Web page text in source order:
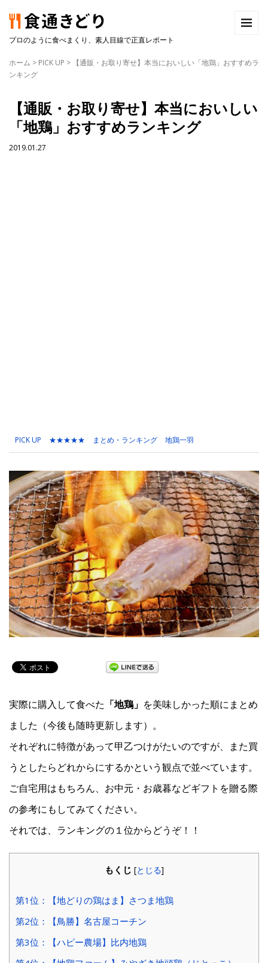
プロのように食べまくり、素人目線で正直レポート
ホーム > PICK UP > 【通販・お取り寄せ】本当においしい「地鶏」おすすめラ
ンキング
【通販・お取り寄せ】本当においしい
「地鶏」おすすめランキング
2019.01.27
PICK UP ★★★★★ まとめ・ランキング 地鶏一羽
実際に購入して食べた 「地鶏」 を美味しかった順にまとめ
ました（今後も随時更新します）。
それぞれに特徴があって甲乙つけがたいのですが、また買
うとしたらどれからにするかという観点で並べています。
ご自宅用はもちろん、お中元・お歳暮などギフトを贈る際
の参考にもしてみてください。
それでは、ランキングの１位からどうぞ！！
もくじ [とじる]
第1位：【地どりの鶏はま】さつま地鶏
第2位：【鳥勝】名古屋コーチン
第3位：【ハピー農場】比内地鶏